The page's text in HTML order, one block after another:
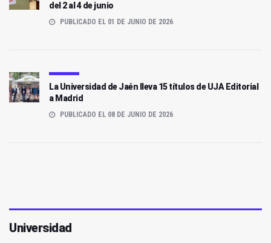
del 2 al 4 de junio
PUBLICADO EL 01 DE JUNIO DE 2026
La Universidad de Jaén lleva 15 títulos de UJA Editorial
a Madrid
PUBLICADO EL 08 DE JUNIO DE 2026
Universidad